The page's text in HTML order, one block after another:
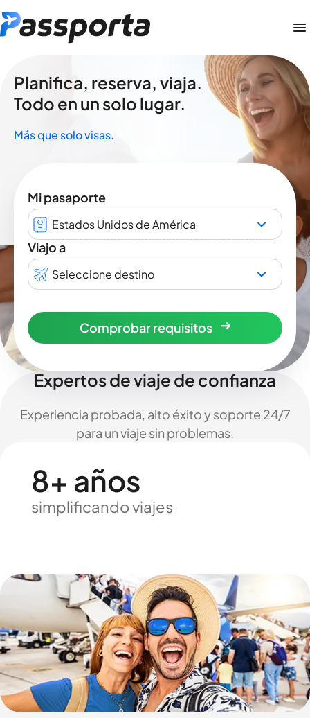
Planifica, reserva, viaja.
Todo en un solo lugar.
Más que solo visas.
Mi pasaporte
Estados Unidos de América
Viajo a
Seleccione destino
Comprobar requisitos
Expertos de viaje de confianza
Experiencia probada, alto éxito y soporte 24/7
para un viaje sin problemas.
8+ años
simplificando viajes